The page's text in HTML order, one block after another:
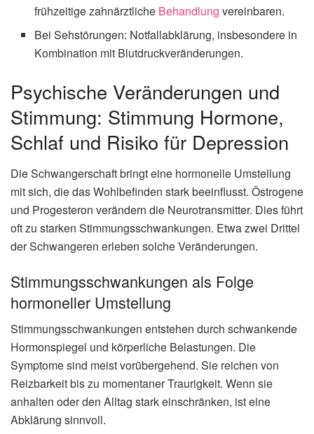
frühzeitige zahnärztliche Behandlung vereinbaren.
Bei Sehstörungen: Notfallabklärung, insbesondere in
Kombination mit Blutdruckveränderungen.
Psychische Veränderungen und
Stimmung: Stimmung Hormone,
Schlaf und Risiko für Depression
Die Schwangerschaft bringt eine hormonelle Umstellung
mit sich, die das Wohlbefinden stark beeinflusst. Östrogene
und Progesteron verändern die Neurotransmitter. Dies führt
oft zu starken Stimmungsschwankungen. Etwa zwei Drittel
der Schwangeren erleben solche Veränderungen.
Stimmungsschwankungen als Folge
hormoneller Umstellung
Stimmungsschwankungen entstehen durch schwankende
Hormonspiegel und körperliche Belastungen. Die
Symptome sind meist vorübergehend. Sie reichen von
Reizbarkeit bis zu momentaner Traurigkeit. Wenn sie
anhalten oder den Alltag stark einschränken, ist eine
Abklärung sinnvoll.